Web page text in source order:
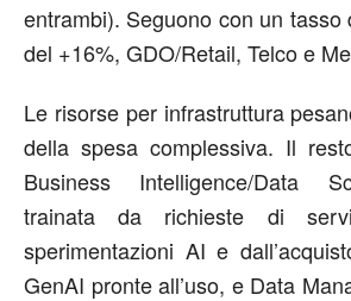
entrambi). Seguono con un tasso
del +16%, GDO/Retail, Telco e
Le risorse per infrastruttura
della spesa complessiva. Il
Business Intelligence/Data
trainata da richieste di
sperimentazioni AI e
GenAI pronte all’uso, e Data